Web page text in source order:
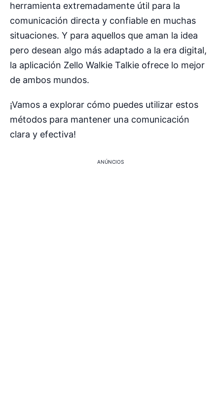
herramienta extremadamente útil para la
comunicación directa y confiable en muchas
situaciones. Y para aquellos que aman la idea
pero desean algo más adaptado a la era digital,
la aplicación Zello Walkie Talkie ofrece lo mejor
de ambos mundos.
¡Vamos a explorar cómo puedes utilizar estos
métodos para mantener una comunicación
clara y efectiva!
ANÚNCIOS